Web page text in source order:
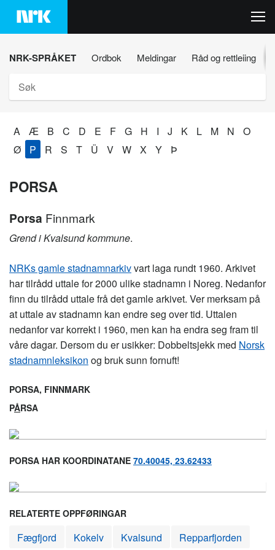
Hopp
innhaldet
NRK-SPRÅKET Ordbok Meldingar Råd og rettleiing
A Æ B C D E F G H I J K L M N
O
Ø
P R S T Ü V W X Y Þ
PORSA
Porsa Finnmark
Grend i Kvalsund kommune.
NRKs gamle stadnamnarkivvart laga rundt 1960. Arkivet
har tilrådd uttale for 2000 ulike stadnamn i Noreg. Nedanfor
finn du tilrådd uttale frå det gamle arkivet. Ver merksam på
at uttale av stadnamn kan endre seg over tid. Uttalen
nedanfor var korrekt i 1960, men kan ha endra seg fram til
våre dagar. Dersom du er usikker: Dobbeltsjekk med Norsk
stadnamnleksikon og bruk sunn fornuft!
PORSA, FINNMARK
PÅRSA
PORSA HAR KOORDINATANE 70.40045, 23.62433
RELATERTE OPPFØRINGAR
Fægfjord Kokelv Kvalsund Repparfjorden